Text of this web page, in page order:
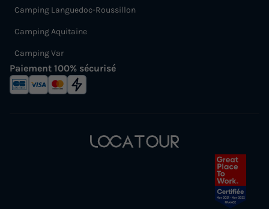
Camping Languedoc-Roussillon
Camping Aquitaine
Camping Var
Paiement 100% sécurisé